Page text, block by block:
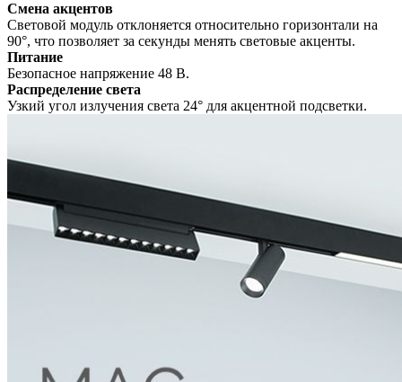
Смена акцентов
Световой модуль отклоняется относительно горизонтали на
90°, что позволяет за секунды менять световые акценты.
Питание
Безопасное напряжение 48 В.
Распределение света
Узкий угол излучения света 24° для акцентной подсветки.